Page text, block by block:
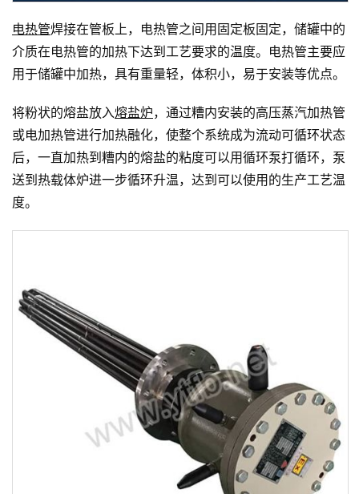
电热管焊接在管板上，电热管之间用固定板固定，储罐中的
介质在电热管的加热下达到工艺要求的温度。电热管主要应
用于储罐中加热，具有重量轻，体积小，易于安装等优点。
将粉状的熔盐放入熔盐炉，通过糟内安装的高压蒸汽加热管
或电加热管进行加热融化，使整个系统成为流动可循环状态
后，一直加热到糟内的熔盐的粘度可以用循环泵打循环，泵
送到热载体炉进一步循环升温，达到可以使用的生产工艺温
度。